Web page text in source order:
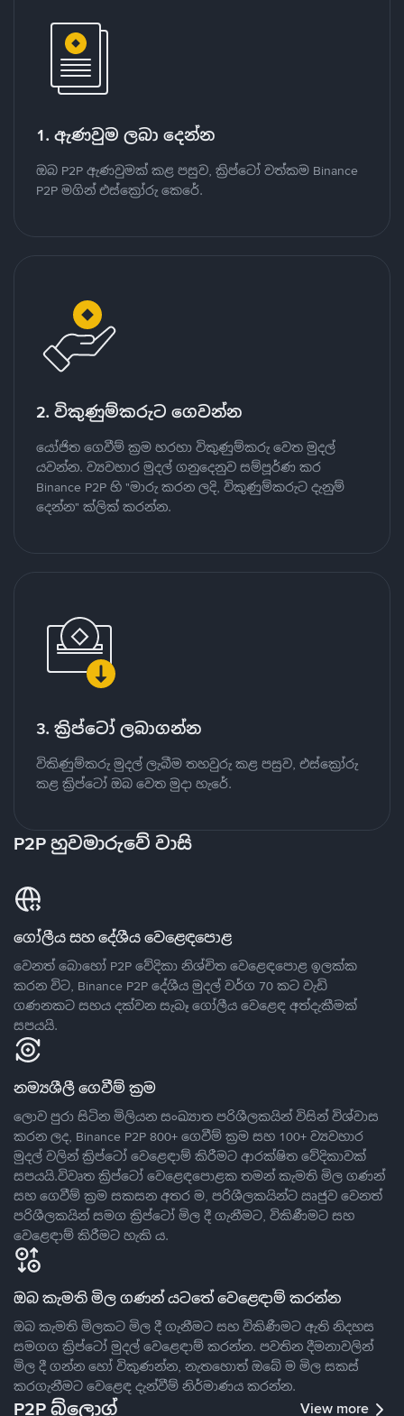
1. ඇණවුම ලබා දෙන්න
ඔබ P2P ඇණවුමක් කළ පසුව, ක්‍රිප්ටෝ වත්කම Binance
P2P මගින් එස්ක්‍රෝරු කෙරේ.
2. විකුණුම්කරුට ගෙවන්න
යෝජිත ගෙවීම් ක්‍රම හරහා විකුණුම්කරු වෙත මුදල්
යවන්න. ව්‍යවහාර මුදල් ගනුදෙනුව සම්පූර්ණ කර
Binance P2P හි "මාරු කරන ලදි, විකුණුම්කරුට දැනුම්
දෙන්න" ක්ලික් කරන්න.
3. ක්‍රිප්ටෝ ලබාගන්න
විකිණුම්කරු මුදල් ලැබීම තහවුරු කළ පසුව, එස්ක්‍රෝරු
කළ ක්‍රිප්ටෝ ඔබ වෙත මුදා හැරේ.
P2P හුවමාරුවේ වාසි
ගෝලීය සහ දේශීය වෙළෙඳපොළ
වෙනත් බොහෝ P2P වේදිකා නිශ්චිත වෙළෙඳපොළ ඉලක්ක
කරන විට, Binance P2P දේශීය මුදල් වර්ග 70 කට වැඩි
ගණනකට සහය දක්වන සැබෑ ගෝලීය වෙළෙඳ අත්දැකීමක්
සපයයි.
නම්‍යශීලී ගෙවීම් ක්‍රම
ලොව පුරා සිටින මිලියන සංඛ්‍යාත පරිශීලකයින් විසින් විශ්වාස
කරන ලද, Binance P2P 800+ ගෙවීම් ක්‍රම සහ 100+ ව්‍යවහාර
මුදල් වලින් ක්‍රිප්ටෝ වෙළෙඳාම් කිරීමට ආරක්ෂිත වේදිකාවක්
සපයයි.විවෘත ක්‍රිප්ටෝ වෙළෙඳපොළක තමන් කැමති මිල ගණන්
සහ ගෙවීම් ක්‍රම සකසන අතර ම, පරිශීලකයින්ට ඍජුව වෙනත්
පරිශීලකයින් සමග ක්‍රිප්ටෝ මිල දී ගැනීමට, විකිණීමට සහ
වෙළෙඳාම් කිරීමට හැකි ය.
ඔබ කැමති මිල ගණන් යටතේ වෙළෙඳාම් කරන්න
ඔබ කැමති මිලකට මිල දී ගැනීමට සහ විකිණීමට ඇති නිදහස
සමගග ක්‍රිප්ටෝ මුදල් වෙළෙඳාම් කරන්න. පවතින දීමනාවලින්
මිල දී ගන්න හෝ විකුණන්න, නැතහොත් ඔබේ ම මිල සකස්
කරගැනීමට වෙළෙඳ දැන්වීම් නිර්මාණය කරන්න.
P2P බ්ලොග් View more